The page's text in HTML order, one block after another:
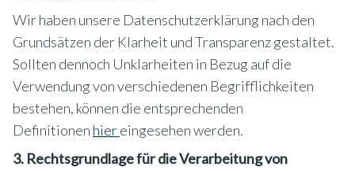
Wir haben unsere Datenschutzerklärung nach den
Grundsätzen der Klarheit und Transparenz gestaltet.
Sollten dennoch Unklarheiten in Bezug auf die
Verwendung von verschiedenen Begrifflichkeiten
bestehen, können die entsprechenden
Definitionen hiereingesehen werden.
3. Rechtsgrundlage für die Verarbeitung von